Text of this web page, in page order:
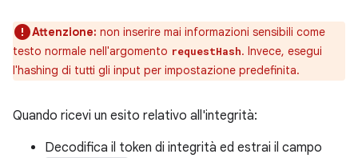
Attenzione: non inserire mai informazioni sensibili come
testo normale nell'argomento requestHash. Invece, esegui
l'hashing di tutti gli input per impostazione predefinita.
Quando ricevi un esito relativo all'integrità:
Decodifica il token di integrità ed estrai il campo